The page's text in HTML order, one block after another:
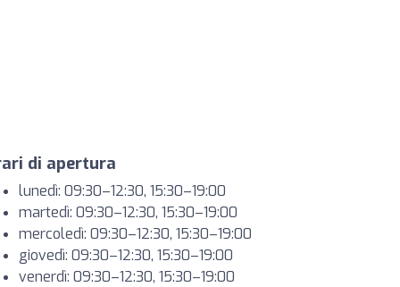
di apertura
lunedì: 09:30–12:30, 15:30–19:00
martedì: 09:30–12:30, 15:30–19:00
mercoledì: 09:30–12:30, 15:30–19:00
giovedì: 09:30–12:30, 15:30–19:00
venerdì: 09:30–12:30, 15:30–19:00